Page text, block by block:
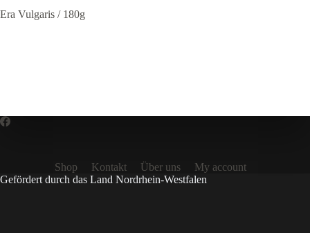
Era Vulgaris / 180g
Shop Kontakt Über uns
My account
Gefördert durch das Land Nordrhein-Westfalen